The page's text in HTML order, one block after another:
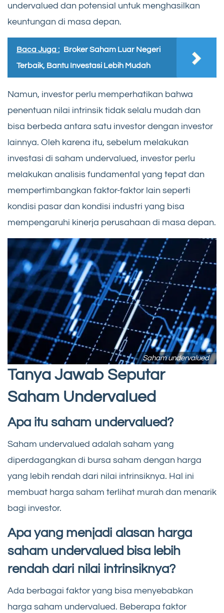
undervalued dan potensial untuk menghasilkan
keuntungan di masa depan.
Baca Juga : Broker Saham Luar Negeri
Terbaik, Bantu Investasi Lebih Mudah
Namun, investor perlu memperhatikan bahwa
penentuan nilai intrinsik tidak selalu mudah dan
bisa berbeda antara satu investor dengan investor
lainnya. Oleh karena itu, sebelum melakukan
investasi di saham undervalued, investor perlu
melakukan analisis fundamental yang tepat dan
mempertimbangkan faktor-faktor lain seperti
kondisi pasar dan kondisi industri yang bisa
mempengaruhi kinerja perusahaan di masa depan.
Saham undervalued
Tanya Jawab Seputar
Saham Undervalued
Apa itu saham undervalued?
Saham undervalued adalah saham yang
diperdagangkan di bursa saham dengan harga
yang lebih rendah dari nilai intrinsiknya. Hal ini
membuat harga saham terlihat murah dan menarik
bagi investor.
Apa yang menjadi alasan harga
saham undervalued bisa lebih
rendah dari nilai intrinsiknya?
Ada berbagai faktor yang bisa menyebabkan
harga saham undervalued. Beberapa faktor